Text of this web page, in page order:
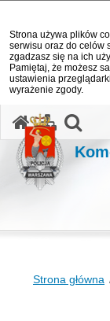
Strona używa plików
serwisu oraz do celów
zgadzasz się na ich
Pamiętaj, że możesz
ustawienia
wyrażenie zgody.
Strona główna